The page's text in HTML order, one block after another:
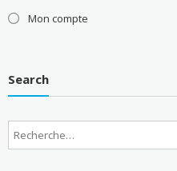
Mon compte
Search